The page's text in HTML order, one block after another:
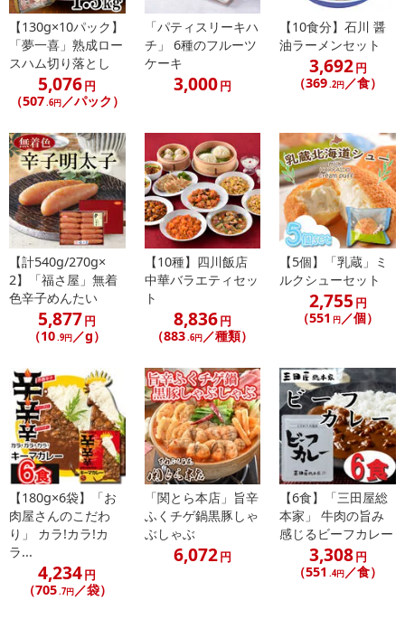
【キャンセルについて】
※お申込み後のキャンセルはお受けできません。
記載されている内容を必ずご確認いただき、お届けする商品セット
にご納得いただきましたうえでお申し込みください。
※パッケージ変更や商品リニューアル（成分など含む）等により、
参考の掲載画像や画像内のバーコードなど、お届け商品と多少異な
る場合がございます。
また、[新たな加工食品の原料原産地表示制度]の経過措置期間の終
了により、商品詳細内に記載の原産国・原材料の表記が旧表記の場
合がございます。
あらかじめご了承いただいた上でお申込みください。なお、本理由
によるお申込み後のキャンセル・返品交換は対応いたしかねます。
【お支払いについて】
※送料はお試し費用に含まれております。
※d払い、PayPay、au PAY、au PAY（auかんたん決済）、ソフトバ
ンクまとめて支払い、楽天ペイ、メルペイ、AEON Pay、Amazon
※予約商品は決済手段ごとに定められた決済期限日にお支払いを完
了することがございます。ご了承いただいたうえでお申し込みくだ
さい。
【配送伝票番号について】
※配送形態がメール便の商品については、商品の発送完了後、配送
伝票番号がマイページに表示されない場合もございます。
【配送日時の指定について】
※配送日時の指定が可能な商品の場合、商品によってご指定できる
配送日、配送時間が異なる可能性がございます。
【130g×10パック】
「夢一喜」熟成ロー
スハム切り落とし
5,076円
（507.6円／パック）
「パティスリーキハ
チ」 6種のフルーツ
ケーキ
3,000円
【10食分】石川 醤
油ラーメンセット
3,692円
（369.2円 ／食）
【計540g/270g×
2】「福さ屋」無着
色辛子めんたい
5,877円
（10.9円／g）
【10種】四川飯店
中華バラエティセッ
ト
8,836円
（883.6円／種類）
【5個】「乳蔵」ミ
ルクシューセット
2,755 円
（551 円／個）
【180g×6袋】「お
肉屋さんのこだわ
り」 カラ!カラ!カ
ラ...
4,234円
（705.7円／袋）
「関とら本店」旨辛
ふくチゲ鍋黒豚しゃ
ぶしゃぶ
6,072円
【6食】「三田屋総
本家」 牛肉の旨み
感じるビーフカレー
3,308円
（551 .4円／食）